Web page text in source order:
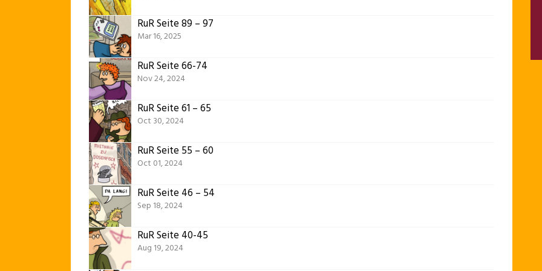
RuR Seite 89 – 97
Mar 16, 2025
RuR Seite 66-74
Nov 24, 2024
RuR Seite 61 – 65
Oct 30, 2024
RuR Seite 55 – 60
Oct 01, 2024
RuR Seite 46 – 54
Sep 18, 2024
RuR Seite 40-45
Aug 19, 2024